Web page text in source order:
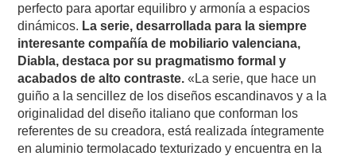
perfecto para aportar equilibro y armonía a espacios
dinámicos. La serie, desarrollada para la siempre
interesante compañía de mobiliario valenciana,
Diabla, destaca por su pragmatismo formal y
acabados de alto contraste. «La serie, que hace un
guiño a la sencillez de los diseños escandinavos y a la
originalidad del diseño italiano que conforman los
referentes de su creadora, está realizada íntegramente
en aluminio termolacado texturizado y encuentra en la